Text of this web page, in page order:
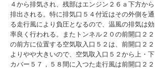
４から排気され、残部はエンジン２６ａ下方から
排出される。特に排気口５４付近はその外側を通
る走行風により負圧となるので、温風の排気は効
率良く行われる。またトンネル２０の前開口２２
の前方に位置する空気取入口５２は、前開口２２
よりやや大きいので、空気取入口５２から上・下
カバー５７，５８間に入つた走行風は前開口２２